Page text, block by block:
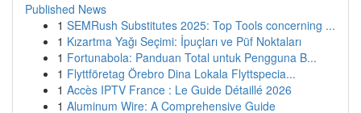
Published News
1 SEMRush Substitutes 2025: Top Tools concerning ...
1 Kızartma Yağı Seçimi: İpuçları ve Püf Noktaları
1 Fortunabola: Panduan Total untuk Pengguna B...
1 Flyttföretag Örebro Dina Lokala Flyttspecia...
1 Accès IPTV France : Le Guide Détaillé 2026
1 Aluminum Wire: A Comprehensive Guide